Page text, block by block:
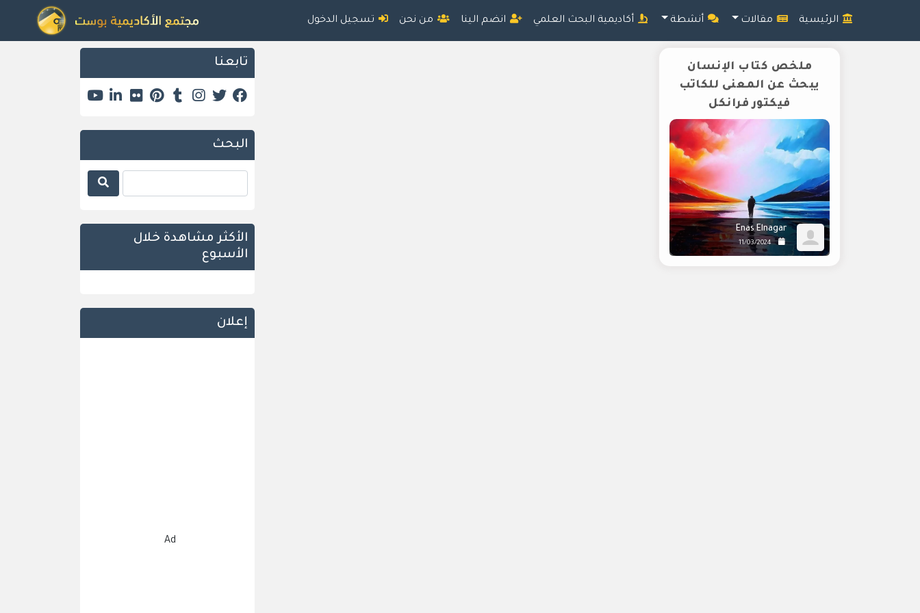
الرئيسية مقالات أنشطة أكاديمية البحث العلمي انضم الينا من نحن تسجيل الدخول
ملخص كتاب الإنسان
يبحث عن المعنى للكاتب
فيكتور فرانكل
Enas Elnagar
11/03/2024
تابعنا
البحث
الأكثر مشاهدة خلال
الأسبوع
إعلان
Ad